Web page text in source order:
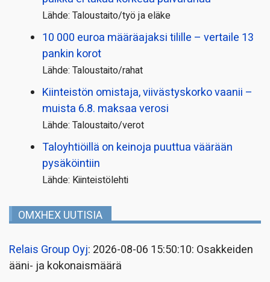
Lähde: Taloustaito/työ ja eläke
10 000 euroa määräajaksi tilille – vertaile 13
pankin korot
Lähde: Taloustaito/rahat
Kiinteistön omistaja, viivästyskorko vaanii –
muista 6.8. maksaa verosi
Lähde: Taloustaito/verot
Taloyhtiöillä on keinoja puuttua väärään
pysäköintiin
Lähde: Kiinteistölehti
OMXHEX UUTISIA
Relais Group Oyj: 2026-08-06 15:50:10: Osakkeiden
ääni- ja kokonaismäärä